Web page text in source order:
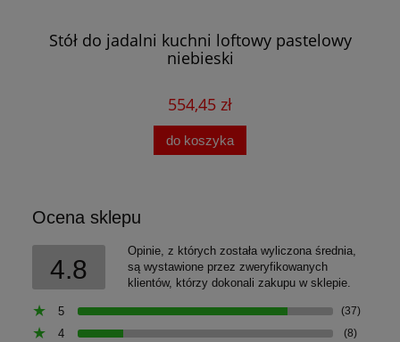
Stół do jadalni kuchni loftowy pastelowy
niebieski
554,45 zł
do koszyka
Ocena sklepu
4.8
Opinie, z których została wyliczona średnia,
są wystawione przez zweryfikowanych
klientów, którzy dokonali zakupu w sklepie.
5 (37)
4 (8)